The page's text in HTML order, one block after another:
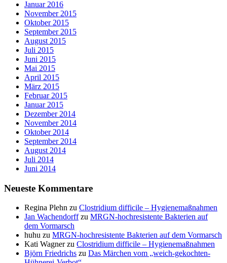
Januar 2016
November 2015
Oktober 2015
September 2015
August 2015
Juli 2015
Juni 2015
Mai 2015
April 2015
März 2015
Februar 2015
Januar 2015
Dezember 2014
November 2014
Oktober 2014
September 2014
August 2014
Juli 2014
Juni 2014
Neueste Kommentare
Regina Plehn zu Clostridium difficile – Hygienemaßnahmen
Jan Wachendorffzu MRGN-hochresistente Bakterien auf
dem Vormarsch
huhu zu MRGN-hochresistente Bakterien auf dem Vormarsch
Kati Wagnerzu Clostridium difficile – Hygienemaßnahmen
Björn Friedrichs zu Das Märchen vom „weich-gekochten-